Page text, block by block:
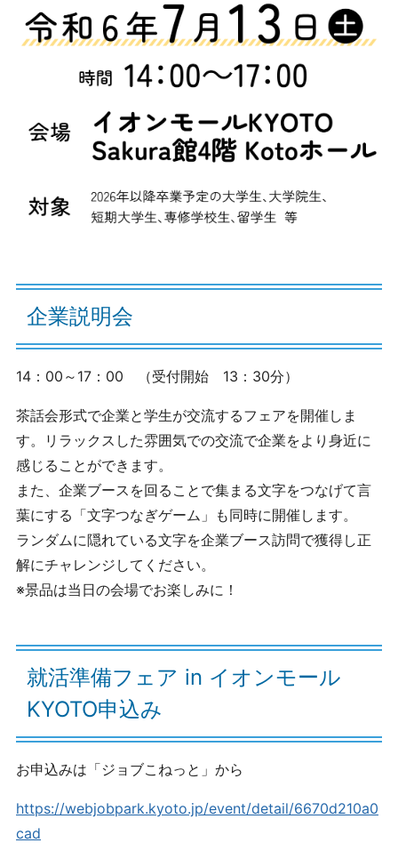
企業説明会
14：00～17：00 （受付開始 13：30分）
茶話会形式で企業と学生が交流するフェアを開催しま
す。リラックスした雰囲気での交流で企業をより身近に
感じることができます。
また、企業ブースを回ることで集まる文字をつなげて言
葉にする「文字つなぎゲーム」も同時に開催します。
ランダムに隠れている文字を企業ブース訪問で獲得し正
解にチャレンジしてください。
※景品は当日の会場でお楽しみに！
就活準備フェア in イオンモール
KYOTO申込み
お申込みは「ジョブこねっと」から
https://webjobpark.kyoto.jp/event/detail/6670d210a0
cad